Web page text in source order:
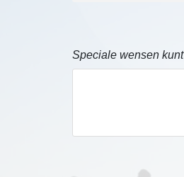
Speciale wensen